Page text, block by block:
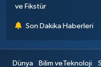
ve Fikstür
Son Dakika Haberleri
Dünya Bilim veTeknoloji